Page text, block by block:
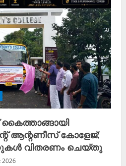
ആന്റണീസ് കോളേജ്;
വിതരണം ചെയ്തു
2026